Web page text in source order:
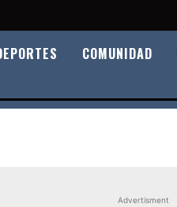
COMUNIDAD
Advertisment